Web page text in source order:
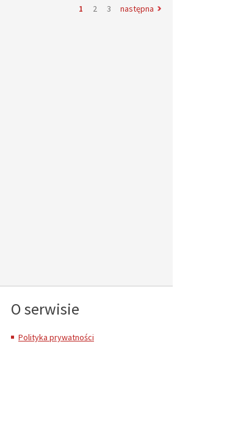
Strona
Strona
1 Strona
2 Strona
3 następna strona
O serwisie
Polityka prywatności